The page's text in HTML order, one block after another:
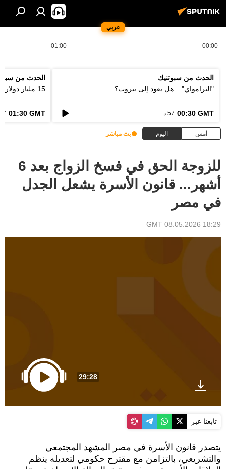
عربي
00:00
01:00
الحدث من سبوتنيك
"الترامواي"... هل يعود إلى بيروت؟
00:30 GMT 57 د
الحدث من
15 مليار دولار... كيف ستعالج اوروبا فاتورة الحرائق؟
01:30 GMT
57
أمس اليوم بث مباشر
للزوجة الحق في فسخ الزواج بعد 6
أشهر... قانون الأسرة يشعل الجدل
في مصر
18:29 GMT 08.05.2026
29:28
تابعنا عبر
يتصدر قانون الأسرة في مصر المشهد المجتمعي
والتشريعي، بالتزامن مع مقترح حكومي لتعديله ينظم